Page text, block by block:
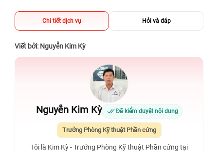
Chi tiết dịch vụ Hỏi và đáp
Viết bởi: Nguyễn Kim Kỳ
Nguyễn Kim Kỳ Đã kiểm duyệt nội dung
Trưởng Phòng Kỹ thuật Phần cứng
Tôi là Kim Kỳ - Trưởng Phòng Kỹ thuật Phần cứng tại